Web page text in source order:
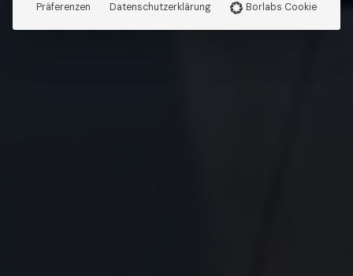
Präferenzen Datenschutzerklärung Borlabs Cookie